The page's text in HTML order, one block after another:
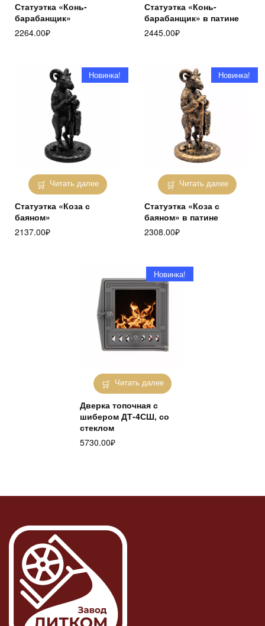
Статуэтка «Конь-
барабанщик»
2264.00₽
Статуэтка «Конь-
барабанщик» в патине
2445.00₽
Читать далее
Новинка!
Статуэтка «Коза с
баяном»
2137.00₽
Читать далее
Новинка!
Статуэтка «Коза с
баяном» в патине
2308.00₽
Читать далее
Новинка!
Дверка топочная с
шибером ДТ-4СШ, со
стеклом
5730.00₽